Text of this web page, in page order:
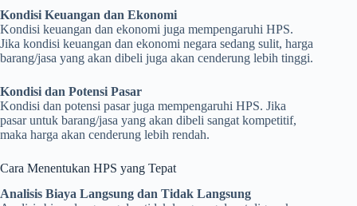
Kondisi Keuangan dan Ekonomi
Kondisi keuangan dan ekonomi juga mempengaruhi HPS.
Jika kondisi keuangan dan ekonomi negara sedang sulit, harga
barang/jasa yang akan dibeli juga akan cenderung lebih tinggi.
Kondisi dan Potensi Pasar
Kondisi dan potensi pasar juga mempengaruhi HPS. Jika
pasar untuk barang/jasa yang akan dibeli sangat kompetitif,
maka harga akan cenderung lebih rendah.
Cara Menentukan HPS yang Tepat
Analisis Biaya Langsung dan Tidak Langsung